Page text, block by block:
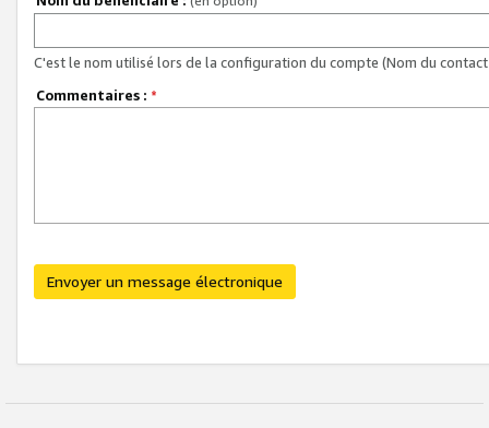
C'est le nom utilisé lors de la configuration du compte (Nom du
Commentaires : *
Envoyer un message électronique